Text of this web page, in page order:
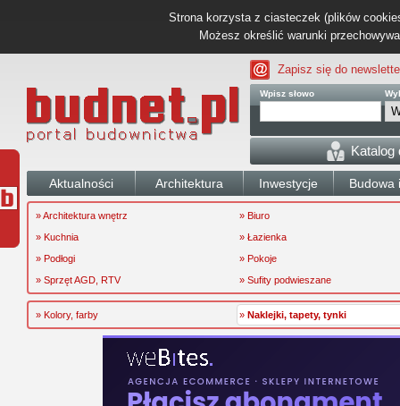
Strona korzysta z ciasteczek (plików
Możesz określić warunki
Zapisz się do
Wpisz słowo
Katalog
Aktualności Architektura Inwestycje Budowa
» Architektura wnętrz
» Biuro
» Kuchnia
» Łazienka
» Podłogi
» Pokoje
» Sprzęt AGD, RTV
» Sufity podwieszane
» Kolory, farby » Naklejki, tapety, tynki